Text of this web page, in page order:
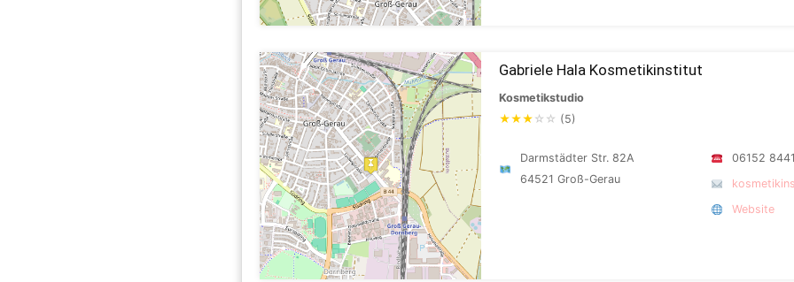
Gabriele Hala Kosmetikinstitut
Kosmetikstudio
★★★ ☆ ☆ (5)
Darmstädter Str. 82A
64521 Groß-Gerau
06152
Website